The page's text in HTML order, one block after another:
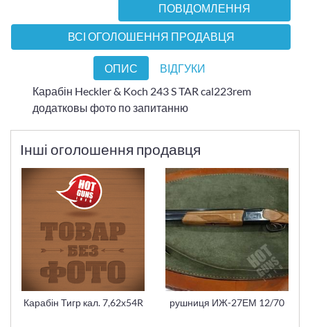
ПОВІДОМЛЕННЯ
ВСІ ОГОЛОШЕННЯ ПРОДАВЦЯ
ОПИС
ВІДГУКИ
Карабін Heckler & Koch 243 S TAR cal223rem
додатковы фото по запитанню
Інші оголошення продавця
Карабін Тигр кал. 7,62х54R рушниця ИЖ-27ЕМ 12/70